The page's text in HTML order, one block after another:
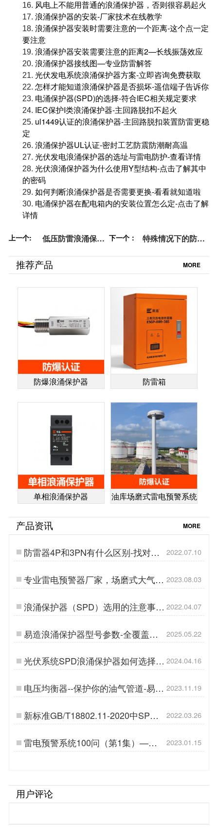
16. 风电上不能用普通的浪涌保护器，否则很容易起火
17. 浪涌保护器的安装-厂家技术在线教学
18. 浪涌保护器安装时需要注意的一个距离-这个点一定
要注意
19. 浪涌保护器安装需要注意的距离2—长线振荡效应
20. 浪涌保护器接线图—专业防雷解答
21. 光伏发电系统浪涌保护器方案-立即咨询免费获取
22. 怎样才能知道浪涌保护器是否损坏-遥信端子告诉你
23. 电涌保护器(SPD)的选择-符合IEC相关规定要求
24. IEC保护I类浪涌保护器-主回路脱扣不起火
25. ul1449认证的浪涌保护器-主回路脱扣装置防雷更稳
定
26. 浪涌保护器UL认证-密封工艺防震防潮耐高温
27. 光伏发电浪涌保护器的选址与雷电防护-查看详情
28. 光伏浪涌保护器为什么使用Y型结构-点击了解其中
的密码
29. 如何判断浪涌保护器是否需要更换-看看就知道啦
30. 电涌保护器在配电箱内的安装位置怎么定-点击了解
详情
上一个:
低压防雷浪涌保护
型-SPD不同级别的
选用(2)-易造防雷
下一个：
特殊情况下的防雷
型-1500多种规格型
号任选-易造防雷
推荐产品 MORE
防爆浪涌保护器 防雷箱
单相浪涌保护器 油库场磨式雷电预警系统
产品资讯 MORE
防雷器4P和3PN有什么区别-找对了
才能用的好【杭州易造】…
2022.07.10
专业雷电预警器厂家，场磨式大气电
场仪更可靠！易造防雷…
2023.08.03
浪涌保护器（SPD）选用的注意事
项-值得一看【杭州易造】…
2022.04.07
易造浪涌保护器型号参数-全覆盖守
护轨道交通生命线…
2025.05.22
光伏系统SPD浪涌保护器如何选择-
专业技术讲解-易造防雷…
2024.04.16
电压均衡器--保护你的油气管道-易造
防雷…
2023.11.19
新标准GB/T18802.11-2020中SPD
电涌保护器的参数变化(二)【杭州易
造】…
2022.03.26
雷电预警系统100问（第1集）——
【易造防雷】…
2023.01.15
用户评论